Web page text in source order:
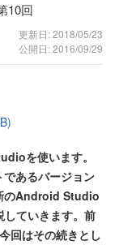
10回
更新日: 2018/05/23
公開日: 2016/09/29
を使います。
あるバージョン
のAndroid Studio
ていきます。前
回はその続きとし